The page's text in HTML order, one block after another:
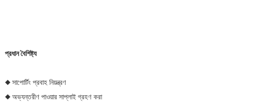
প্রধান বৈশিষ্ট্য
◆ সাপোর্টিং প্রবাহ নিয়ন্ত্রণ
◆ অভ্যন্তরীণ পাওয়ার সাপ্লাই গ্রহণ করা